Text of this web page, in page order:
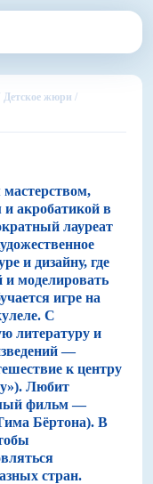
Детское жюри /
мастерством,
акробатикой в
лауреат
и дизайну, где
и моделировать
игре на
С
литературу и
—
к центру
Любит
фильм —
Бёртона). В
стран.